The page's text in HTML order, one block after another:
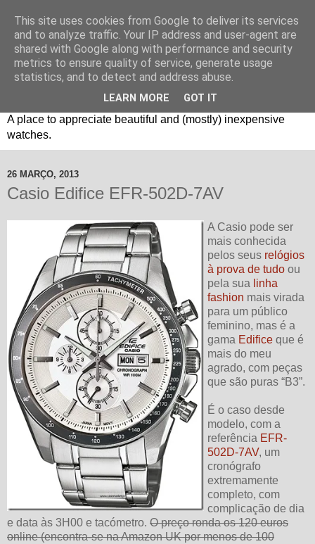
Um espaço sobre relógios "B3": Bons, Bonitos e Baratos. //
A place to appreciate beautiful and (mostly) inexpensive
watches.
26 MARÇO, 2013
Casio Edifice EFR-502D-7AV
A Casio pode ser
mais conhecida
pelos seus relógios
à prova de tudo ou
pela sua linha
fashion mais virada
para um público
feminino, mas é a
gama Edifice que é
mais do meu
agrado, com peças
que são puras “B3”.
É o caso desde
modelo, com a
referência EFR-
502D-7AV, um
cronógrafo
extremamente
completo, com
complicação de dia
e data às 3H00 e tacómetro. O preço ronda os 120 euros
online (encontra-se na Amazon UK por menos de 100
This site uses cookies from Google to deliver its services
and to analyze traffic. Your IP address and user-agent are
shared with Google along with performance and security
metrics to ensure quality of service, generate usage
statistics, and to detect and address abuse.
LEARN MORE GOT IT